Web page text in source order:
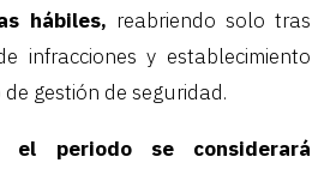
hábiles, reabriendo solo tras
infracciones y establecimiento
gestión de seguridad.
el periodo se considerará